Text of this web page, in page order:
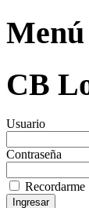
CB
Usuario
Contraseña
Recordarme